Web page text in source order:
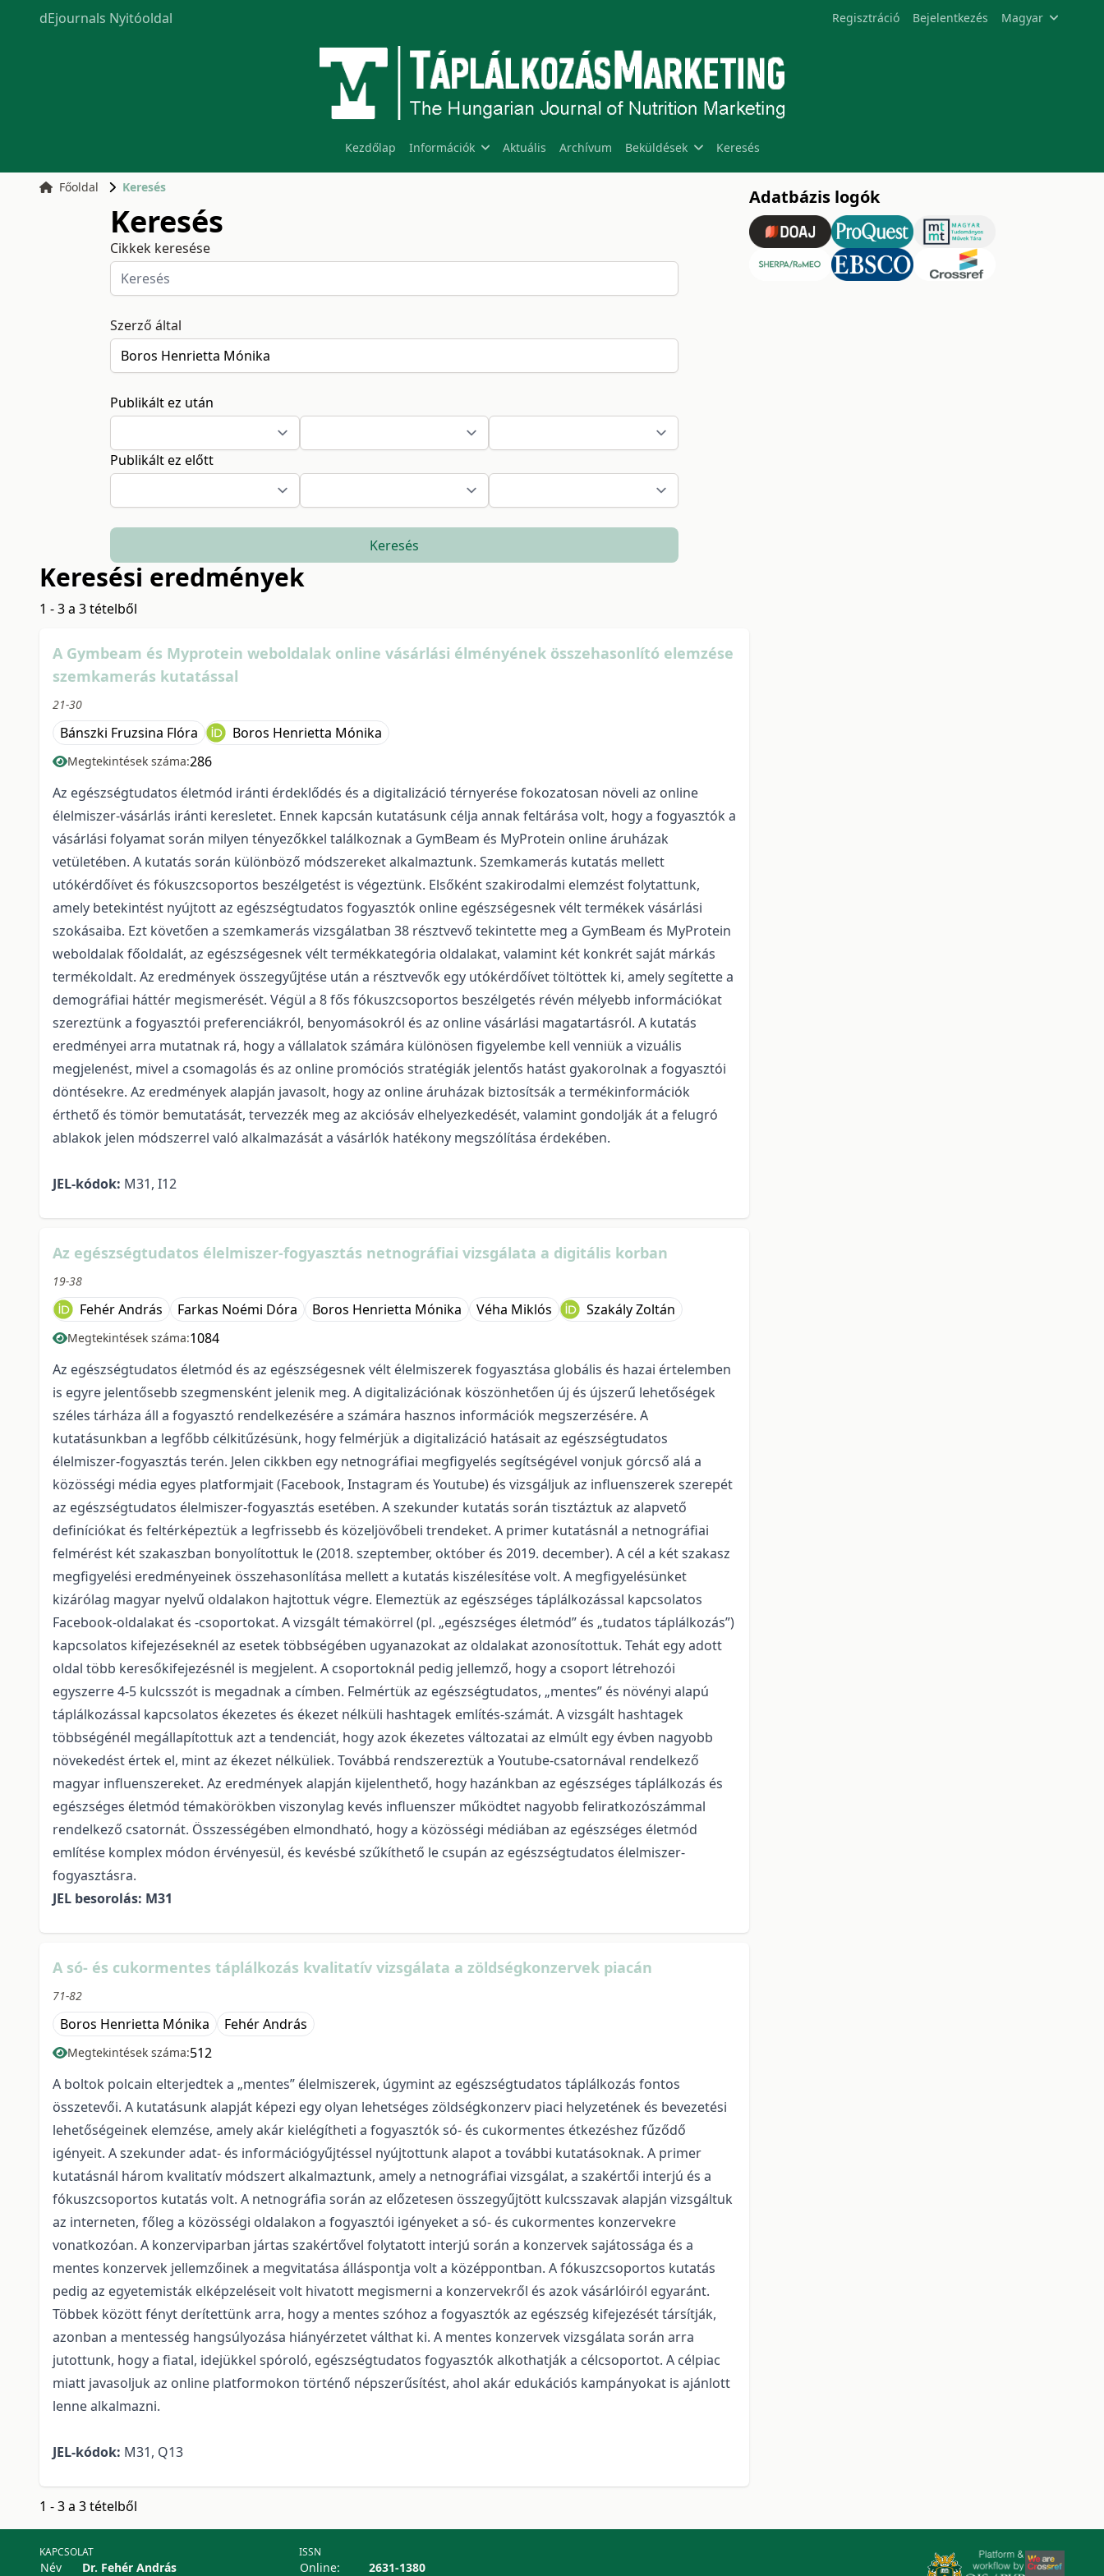
dEjournals Nyitóoldal Regisztráció Bejelentkezés Magyar
Kezdőlap Információk Aktuális Archívum Beküldések Keresés
Főoldal Keresés
Keresés
Cikkek keresése
Szerző által
Publikált ez után
Publikált ez előtt
Keresés
Keresési eredmények
1 - 3 a 3 tételből
A Gymbeam és Myprotein weboldalak online vásárlási élményének összehasonlító elemzése
szemkamerás kutatással
21-30
Bánszki Fruzsina Flóra Boros Henrietta Mónika
Megtekintések száma:286
Az egészségtudatos életmód iránti érdeklődés és a digitalizáció térnyerése fokozatosan növeli az online
élelmiszer-vásárlás iránti keresletet. Ennek kapcsán kutatásunk célja annak feltárása volt, hogy a fogyasztók a
vásárlási folyamat során milyen tényezőkkel találkoznak a GymBeam és MyProtein online áruházak
vetületében. A kutatás során különböző módszereket alkalmaztunk. Szemkamerás kutatás mellett
utókérdőívet és fókuszcsoportos beszélgetést is végeztünk. Elsőként szakirodalmi elemzést folytattunk,
amely betekintést nyújtott az egészségtudatos fogyasztók online egészségesnek vélt termékek vásárlási
szokásaiba. Ezt követően a szemkamerás vizsgálatban 38 résztvevő tekintette meg a GymBeam és MyProtein
weboldalak főoldalát, az egészségesnek vélt termékkategória oldalakat, valamint két konkrét saját márkás
termékoldalt. Az eredmények összegyűjtése után a résztvevők egy utókérdőívet töltöttek ki, amely segítette a
demográfiai háttér megismerését. Végül a 8 fős fókuszcsoportos beszélgetés révén mélyebb információkat
szereztünk a fogyasztói preferenciákról, benyomásokról és az online vásárlási magatartásról. A kutatás
eredményei arra mutatnak rá, hogy a vállalatok számára különösen figyelembe kell venniük a vizuális
megjelenést, mivel a csomagolás és az online promóciós stratégiák jelentős hatást gyakorolnak a fogyasztói
döntésekre. Az eredmények alapján javasolt, hogy az online áruházak biztosítsák a termékinformációk
érthető és tömör bemutatását, tervezzék meg az akciósáv elhelyezkedését, valamint gondolják át a felugró
ablakok jelen módszerrel való alkalmazását a vásárlók hatékony megszólítása érdekében.
JEL-kódok: M31, I12
Az egészségtudatos élelmiszer-fogyasztás netnográfiai vizsgálata a digitális korban
19-38
Fehér András Farkas Noémi Dóra Boros Henrietta Mónika Véha Miklós Szakály Zoltán
Megtekintések száma:1084
Az egészségtudatos életmód és az egészségesnek vélt élelmiszerek fogyasztása globális és hazai értelemben
is egyre jelentősebb szegmensként jelenik meg. A digitalizációnak köszönhetően új és újszerű lehetőségek
széles tárháza áll a fogyasztó rendelkezésére a számára hasznos információk megszerzésére. A
kutatásunkban a legfőbb célkitűzésünk, hogy felmérjük a digitalizáció hatásait az egészségtudatos
élelmiszer-fogyasztás terén. Jelen cikkben egy netnográfiai megfigyelés segítségével vonjuk górcső alá a
közösségi média egyes platformjait (Facebook, Instagram és Youtube) és vizsgáljuk az influenszerek szerepét
az egészségtudatos élelmiszer-fogyasztás esetében. A szekunder kutatás során tisztáztuk az alapvető
definíciókat és feltérképeztük a legfrissebb és közeljövőbeli trendeket. A primer kutatásnál a netnográfiai
felmérést két szakaszban bonyolítottuk le (2018. szeptember, október és 2019. december). A cél a két szakasz
megfigyelési eredményeinek összehasonlítása mellett a kutatás kiszélesítése volt. A megfigyelésünket
kizárólag magyar nyelvű oldalakon hajtottuk végre. Elemeztük az egészséges táplálkozással kapcsolatos
Facebook-oldalakat és -csoportokat. A vizsgált témakörrel (pl. „egészséges életmód” és „tudatos táplálkozás”)
kapcsolatos kifejezéseknél az esetek többségében ugyanazokat az oldalakat azonosítottuk. Tehát egy adott
oldal több keresőkifejezésnél is megjelent. A csoportoknál pedig jellemző, hogy a csoport létrehozói
egyszerre 4-5 kulcsszót is megadnak a címben. Felmértük az egészségtudatos, „mentes” és növényi alapú
táplálkozással kapcsolatos ékezetes és ékezet nélküli hashtagek említés-számát. A vizsgált hashtagek
többségénél megállapítottuk azt a tendenciát, hogy azok ékezetes változatai az elmúlt egy évben nagyobb
növekedést értek el, mint az ékezet nélküliek. Továbbá rendszereztük a Youtube-csatornával rendelkező
magyar influenszereket. Az eredmények alapján kijelenthető, hogy hazánkban az egészséges táplálkozás és
egészséges életmód témakörökben viszonylag kevés influenszer működtet nagyobb feliratkozószámmal
rendelkező csatornát. Összességében elmondható, hogy a közösségi médiában az egészséges életmód
említése komplex módon érvényesül, és kevésbé szűkíthető le csupán az egészségtudatos élelmiszer-
fogyasztásra.
JEL besorolás: M31
A só- és cukormentes táplálkozás kvalitatív vizsgálata a zöldségkonzervek piacán
71-82
Boros Henrietta Mónika Fehér András
Megtekintések száma:512
A boltok polcain elterjedtek a „mentes” élelmiszerek, úgymint az egészségtudatos táplálkozás fontos
összetevői. A kutatásunk alapját képezi egy olyan lehetséges zöldségkonzerv piaci helyzetének és bevezetési
lehetőségeinek elemzése, amely akár kielégítheti a fogyasztók só- és cukormentes étkezéshez fűződő
igényeit. A szekunder adat- és információgyűjtéssel nyújtottunk alapot a további kutatásoknak. A primer
kutatásnál három kvalitatív módszert alkalmaztunk, amely a netnográfiai vizsgálat, a szakértői interjú és a
fókuszcsoportos kutatás volt. A netnográfia során az előzetesen összegyűjtött kulcsszavak alapján vizsgáltuk
az interneten, főleg a közösségi oldalakon a fogyasztói igényeket a só- és cukormentes konzervekre
vonatkozóan. A konzerviparban jártas szakértővel folytatott interjú során a konzervek sajátossága és a
mentes konzervek jellemzőinek a megvitatása álláspontja volt a középpontban. A fókuszcsoportos kutatás
pedig az egyetemisták elképzeléseit volt hivatott megismerni a konzervekről és azok vásárlóiról egyaránt.
Többek között fényt derítettünk arra, hogy a mentes szóhoz a fogyasztók az egészség kifejezését társítják,
azonban a mentesség hangsúlyozása hiányérzetet válthat ki. A mentes konzervek vizsgálata során arra
jutottunk, hogy a fiatal, idejükkel spóroló, egészségtudatos fogyasztók alkothatják a célcsoportot. A célpiac
miatt javasoljuk az online platformokon történő népszerűsítést, ahol akár edukációs kampányokat is ajánlott
lenne alkalmazni.
JEL-kódok: M31, Q13
1 - 3 a 3 tételből
Adatbázis logók
KAPCSOLAT
Név Dr. Fehér András
ISSN
Online: 2631-1380